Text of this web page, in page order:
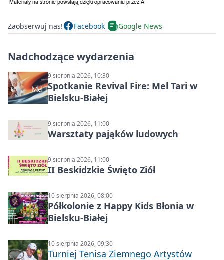
Zaobserwuj nas! Facebook Google News
Nadchodzące wydarzenia
9 sierpnia 2026, 10:30
Spotkanie Revival Fire: Mel Tari w
Bielsku-Białej
9 sierpnia 2026, 11:00
Warsztaty pająków ludowych
9 sierpnia 2026, 11:00
II Beskidzkie Święto Ziół
10 sierpnia 2026, 08:00
Półkolonie z Happy Kids Błonia w
Bielsku-Białej
10 sierpnia 2026, 09:30
Turniej Tenisa Ziemnego Artystów